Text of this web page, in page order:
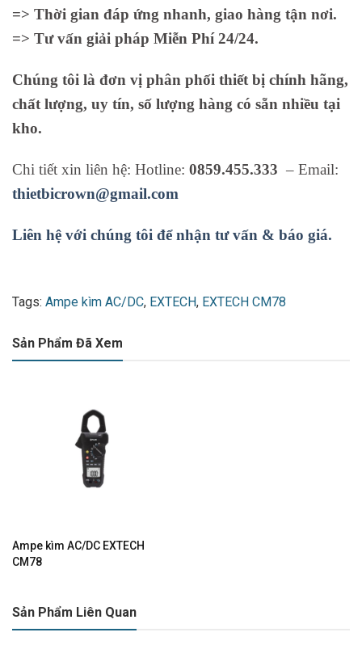
=> Thời gian đáp ứng nhanh, giao hàng tận nơi.
=> Tư vấn giải pháp Miễn Phí 24/24.
Chúng tôi là đơn vị phân phối thiết bị chính hãng,
chất lượng, uy tín, số lượng hàng có sẵn nhiều tại
kho.
Chi tiết xin liên hệ: Hotline: 0859.455.333 – Email:
thietbicrown@gmail.com
Liên hệ với chúng tôi để nhận tư vấn & báo giá.
Tags: Ampe kìm AC/DC, EXTECH, EXTECH CM78
Sản Phẩm Đã Xem
Ampe kìm AC/DC EXTECH
CM78
Sản Phẩm Liên Quan